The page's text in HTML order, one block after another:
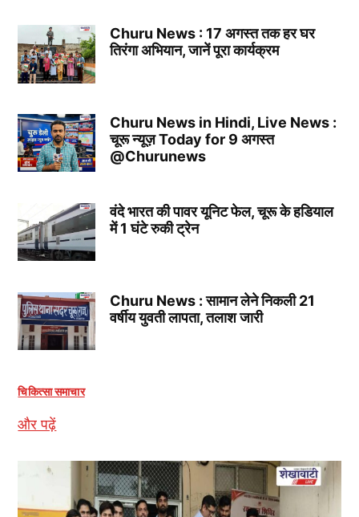
Churu News : 17 अगस्त तक हर घर
तिरंगा अभियान, जानें पूरा कार्यक्रम
Churu News in Hindi, Live News :
चूरू न्यूज़ Today for 9 अगस्त
@Churunews
वंदे भारत की पावर यूनिट फेल, चूरू के हडियाल
में 1 घंटे रुकी ट्रेन
Churu News : सामान लेने निकली 21
वर्षीय युवती लापता, तलाश जारी
चिकित्सा समाचार
और पढ़ें